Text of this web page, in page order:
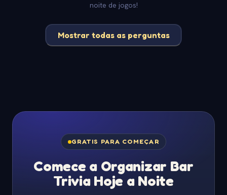
noite de jogos!
Mostrar todas as perguntas
GRATIS PARA COMEÇAR
Comece a Organizar Bar
Trivia Hoje a Noite